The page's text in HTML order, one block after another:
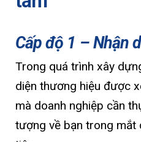
Cấp độ 1 – Nhận
Trong quá trình xây
diện thương hiệu được
mà doanh nghiệp cần
tượng về bạn trong mắt